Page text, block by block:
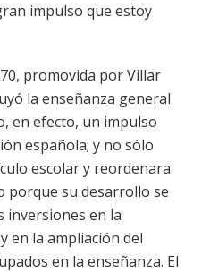
impulso que estoy
promovida por Villar
la enseñanza general
en efecto, un impulso
española; y no sólo
escolar y reordenara
porque su desarrollo se
inversiones en la
en la ampliación del
en la enseñanza. El